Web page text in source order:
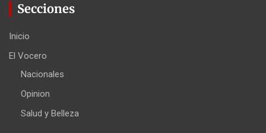
Secciones
Inicio
El Vocero
Nacionales
Opinion
Salud y Belleza